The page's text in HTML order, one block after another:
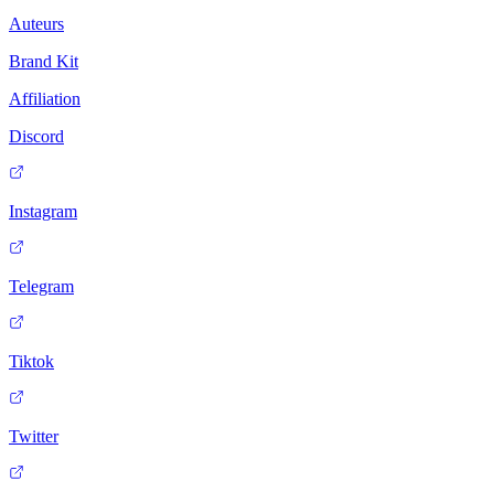
Auteurs
Brand Kit
Affiliation
Discord
Instagram
Telegram
Tiktok
Twitter